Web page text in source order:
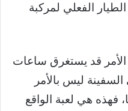
الفعلي لمركبة
الأمر قد يستغرق ساعات
ليس بالأمر
فهذه هي لعبة الواقع